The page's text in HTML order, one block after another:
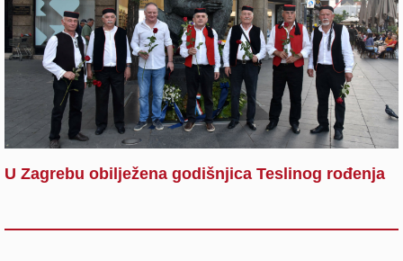
U Zagrebu obilježena godišnjica Teslinog rođenja